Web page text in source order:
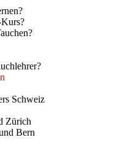
Schweiz
Zürich
Bern